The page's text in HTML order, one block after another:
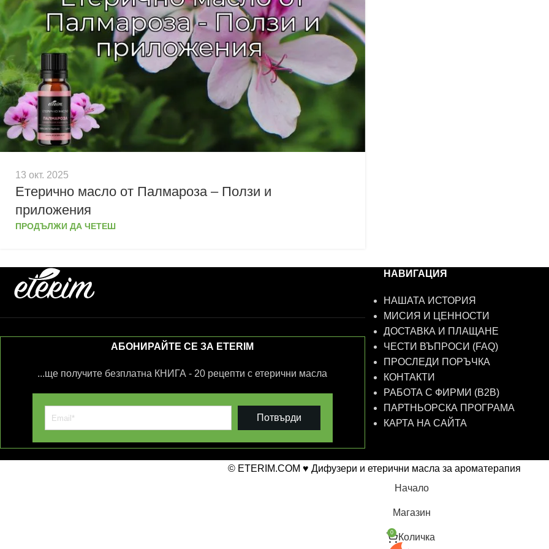
13 окт. 2025
Етерично масло от Палмароза – Ползи и
приложения
ПРОДЪЛЖИ ДА ЧЕТЕШ
АБОНИРАЙТЕ СЕ ЗА ETERIM
...ще получите безплатна КНИГА - 20 рецепти с етерични масла
Потвърди
НАВИГАЦИЯ
НАШАТА ИСТОРИЯ
МИСИЯ И ЦЕННОСТИ
ДОСТАВКА И ПЛАЩАНЕ
ЧЕСТИ ВЪПРОСИ (FAQ)
ПРОСЛЕДИ ПОРЪЧКА
КОНТАКТИ
РАБОТА С ФИРМИ (B2B)
ПАРТНЬОРСКА ПРОГРАМА
КАРТА НА САЙТА
© ETERIM.COM ♥ Дифузери и етерични масла за ароматерапия
Начало
Магазин
0 Количка